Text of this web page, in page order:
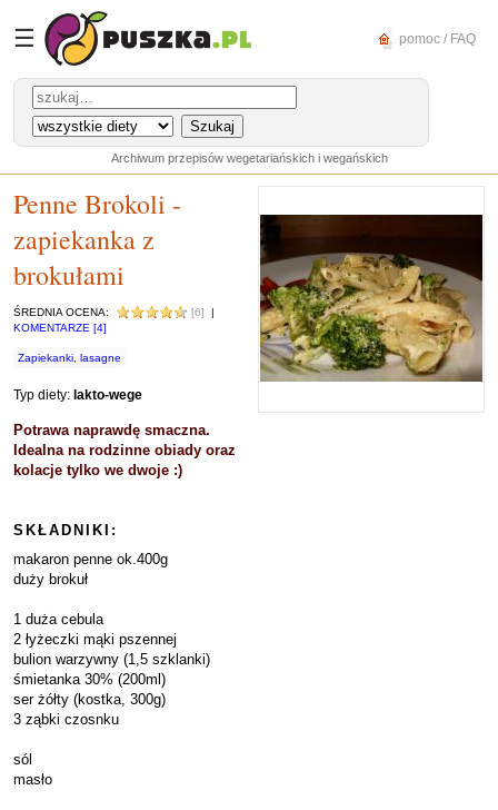
☰ pomoc / FAQ
Archiwum przepisów wegetariańskich i wegańskich
Penne Brokoli -
zapiekanka z
brokułami
ŚREDNIA OCENA: [6]
|
KOMENTARZE [4]
Zapiekanki, lasagne
Typ diety: lakto-wege
Potrawa naprawdę smaczna.
Idealna na rodzinne obiady oraz
kolacje tylko we dwoje :)
SKŁADNIKI:
makaron penne ok.400g
duży brokuł
1 duża cebula
2 łyżeczki mąki pszennej
bulion warzywny (1,5 szklanki)
śmietanka 30% (200ml)
ser żółty (kostka, 300g)
3 ząbki czosnku
sól
masło